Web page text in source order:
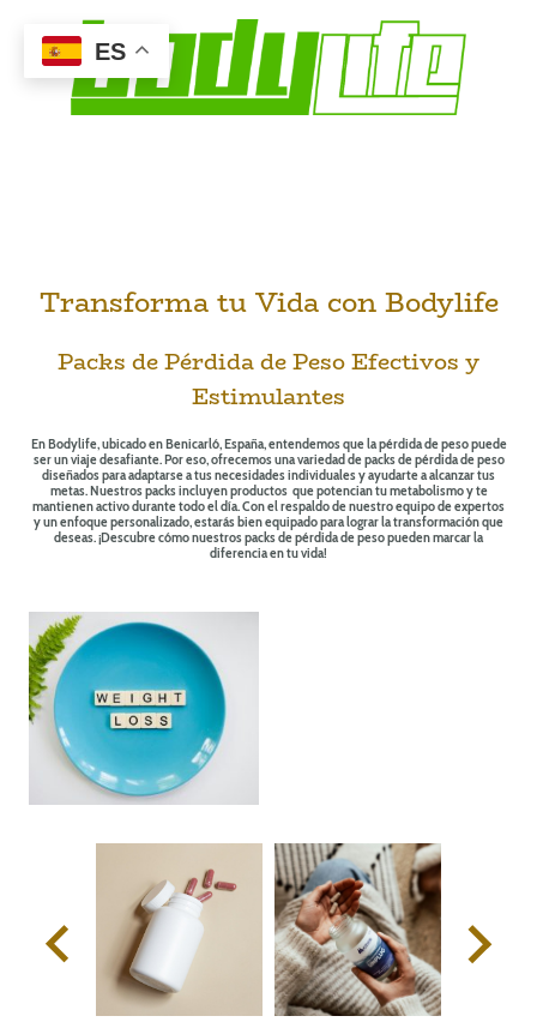
Transforma tu Vida con Bodylife
Packs de Pérdida de Peso Efectivos y
Estimulantes
En Bodylife, ubicado en Benicarló, España, entendemos que la pérdida de peso puede
ser un viaje desafiante. Por eso, ofrecemos una variedad de packs de pérdida de peso
diseñados para adaptarse a tus necesidades individuales y ayudarte a alcanzar tus
metas. Nuestros packs incluyen productos que potencian tu metabolismo y te
mantienen activo durante todo el día. Con el respaldo de nuestro equipo de expertos
y un enfoque personalizado, estarás bien equipado para lograr la transformación que
deseas. ¡Descubre cómo nuestros packs de pérdida de peso pueden marcar la
diferencia en tu vida!
ES